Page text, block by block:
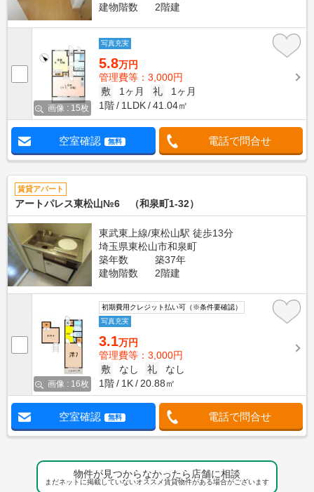
建物階数
2階建
画像 : 15枚
写真充実
5.8万円
管理費等：3,000円
敷
1ヶ月 礼
1ヶ月
1階
1LDK 41.04㎡
空室確認 無料 電話で問合せ
賃貸アパート
アートパレス東松山№6 （和泉町1-32）
東武東上線/東松山駅 徒歩13分
埼玉県東松山市和泉町
築年数
築37年
建物階数
2階建
画像 : 16枚
初期費用クレジット払い可（※条件要確認）
写真充実
3.1万円
管理費等：3,000円
敷
なし 礼
なし
1階
1K 20.88㎡
空室確認 無料 電話で問合せ
物件が見つからなかったら店舗に相談
まだネットに掲載していないオススメ賃貸物件がある場合がございます